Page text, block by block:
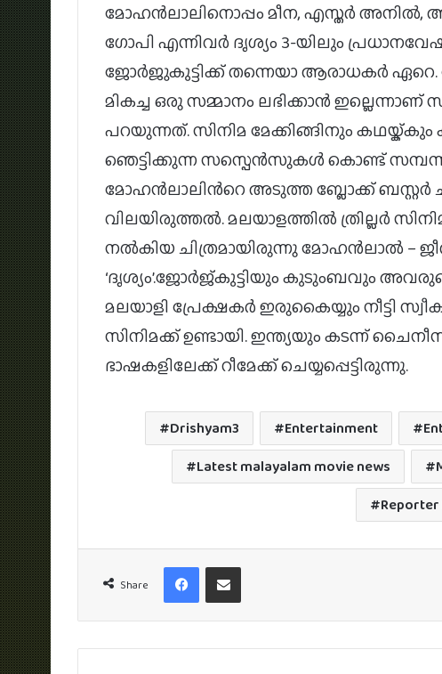
മോഹന്‍ലാലിനൊപ്പം മീന, എസ്തര്‍ അനില്‍,
ഗോപി എന്നിവര്‍ ദൃശ്യം 3-യിലും
ജോർജുകുട്ടിക്ക് തന്നെയാ ആരാധകർ ഏറെ.
മികച്ച ഒരു സമ്മാനം ലഭിക്കാൻ ഇല്ലെന്നാണ്
പറയുന്നത്. സിനിമ മേക്കിങ്ങിനും കഥയ്ക്കും
ഞെട്ടിക്കുന്ന സസ്പെൻസുകൾ കൊണ്ട്
മോഹൻലാലിൻറെ അടുത്ത ബ്ലോക്ക് ബസ്റ്റർ
വിലയിരുത്തൽ. മലയാളത്തില്‍ ത്രില്ലര്‍
നല്‍കിയ ചിത്രമായിരുന്നു മോഹന്‍ലാല്‍ –
‘ദൃശ്യം’.ജോര്‍ജ്കുട്ടിയും കുടുംബവും
മലയാളി പ്രേക്ഷകര്‍ ഇരുകൈയ്യും നീട്ടി
സിനിമക്ക് ഉണ്ടായി. ഇന്ത്യയും കടന്ന്
ഭാഷകളിലേക്ക് റീമേക്ക് ചെയ്യപ്പെട്ടിരുന്നു.
Drishyam3 Entertainment
Latest malayalam movie news
Reporter
Share
FacebookShare via Email